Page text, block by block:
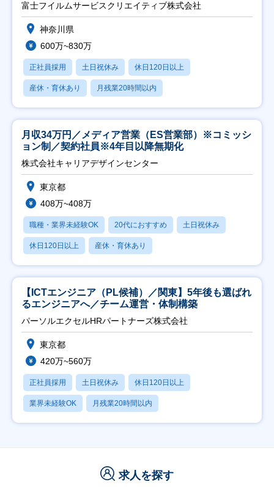
富士フイルムサービスクリエイティブ株式会社
神奈川県
600万~830万
正社員採用 土日祝休み 休日120日以上
産休・育休あり 月残業20時間以内
月収34万円／メディア営業（ES営業部）※コミッシ
ョン制／契約社員※4年目以降無期化
株式会社キャリアデザインセンター
東京都
408万~408万
職種・業界未経験OK 20代におすすめ 土日祝休み
休日120日以上 産休・育休あり
【ICTエンジニア（PL候補）／関東】5年後も選ばれ
るエンジニアへ／チーム運営・体制構築
パーソルエクセルHRパートナーズ株式会社
東京都
420万~560万
正社員採用 土日祝休み 休日120日以上
業界未経験OK 月残業20時間以内
求人を探す